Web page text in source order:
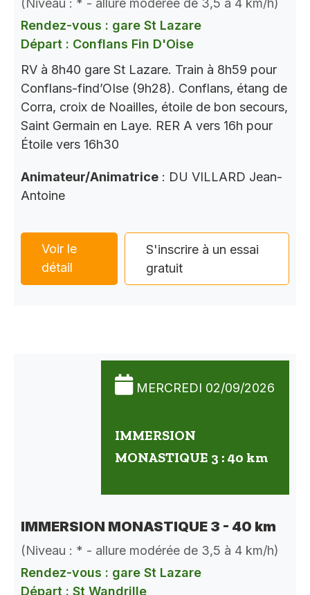
(Niveau : * - allure modérée de 3,5 à 4 km/h)
Rendez-vous : gare St Lazare
Départ : Conflans Fin D'Oise
RV à 8h40 gare St Lazare. Train à 8h59 pour
Conflans-find’OIse (9h28). Conflans, étang de
Corra, croix de Noailles, étoile de bon secours,
Saint Germain en Laye. RER A vers 16h pour
Étoile vers 16h30
Animateur/Animatrice : DU VILLARD Jean-
Antoine
Voir le
détail
S'inscrire à un essai
gratuit
MERCREDI 02/09/2026
IMMERSION
MONASTIQUE 3 : 40 km
IMMERSION MONASTIQUE 3 - 40 km
(Niveau : * - allure modérée de 3,5 à 4 km/h)
Rendez-vous : gare St Lazare
Départ : St Wandrille